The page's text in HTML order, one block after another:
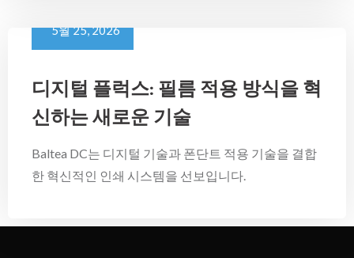
5월 25, 2026
디지털 플럭스: 필름 적용 방식을 혁
신하는 새로운 기술
Baltea DC는 디지털 기술과 폰단트 적용 기술을 결합
한 혁신적인 인쇄 시스템을 선보입니다.